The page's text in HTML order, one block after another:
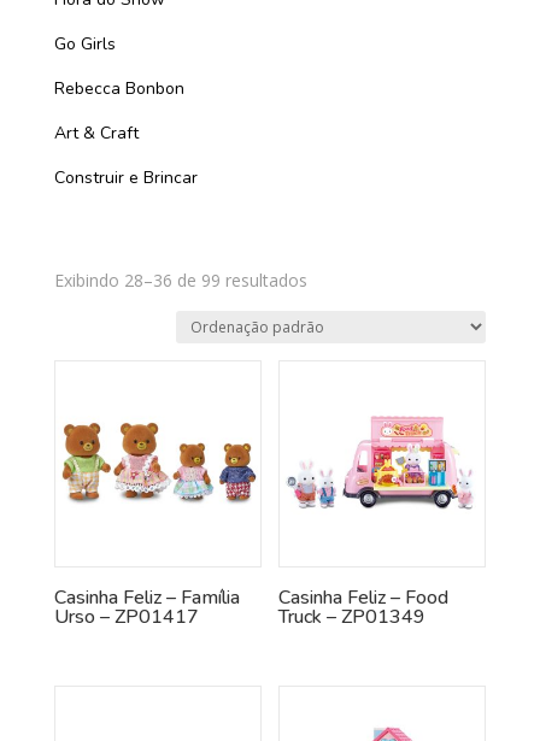
Go Girls
Rebecca Bonbon
Art & Craft
Construir e Brincar
Exibindo 28–36 de 99 resultados
Casinha Feliz – Família
Urso – ZP01417
Casinha Feliz – Food
Truck – ZP01349